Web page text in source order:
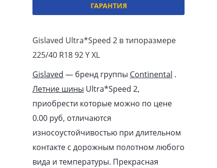
ГАРАНТИЯ
Gislaved Ultra*Speed 2 в типоразмере
225/40 R18 92 Y XL
Gislaved — бренд группы Continental .
Летние шины Ultra*Speed 2,
приобрести которые можно по цене
0.00 pуб, отличаются
износоустойчивостью при длительном
контакте с дорожным полотном любого
вида и температуры. Прекрасная